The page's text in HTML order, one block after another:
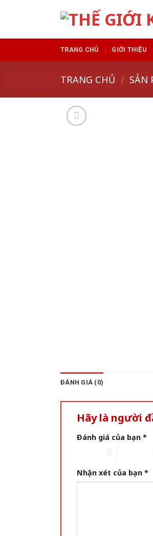
TRANG CHỦ GIỚI THIỆU
TRANG CHỦ / SẢN
ĐÁNH GIÁ (0)
Hãy là người
Đánh giá của bạn *
Nhận xét của bạn *